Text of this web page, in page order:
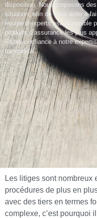
disposition. Nous proposons
situation, afin de vous aider à
équipe d’experts est disponible
produits d’assurance les plus
Faites confiance à notre
tranquillité.
Les litiges sont nombreux
procédures de plus en
avec des tiers en termes
complexe, c’est pourquoi